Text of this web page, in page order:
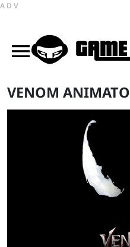
ADV
VENOM ANIMATO